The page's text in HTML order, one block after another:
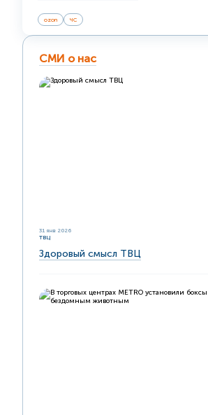
ozon ЧС
СМИ о нас
31 янв 2026
ТВЦ
Здоровый смысл ТВЦ